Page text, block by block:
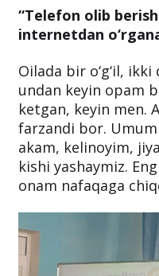
“Telefon olib
internetdan
Oilada bir o‘g‘il,
undan keyin opam
ketgan, keyin men.
farzandi bor.
akam, kelinoyim,
kishi yashaymiz.
onam nafaqaga